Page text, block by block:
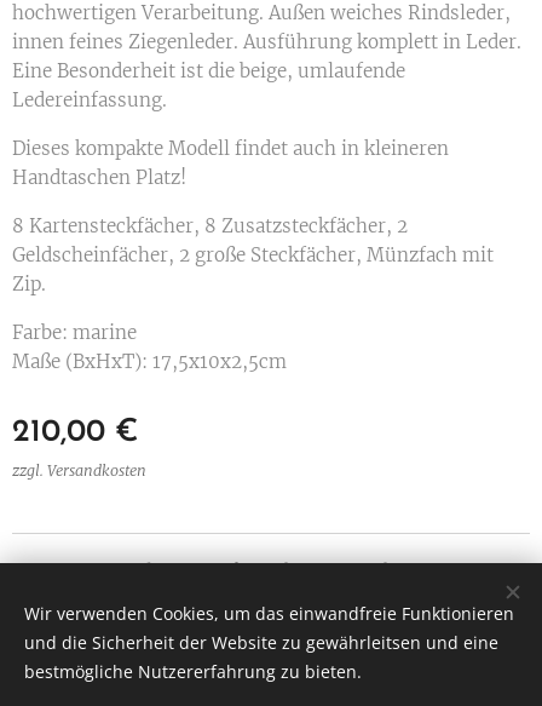
hochwertigen Verarbeitung. Außen weiches Rindsleder,
innen feines Ziegenleder. Ausführung komplett in Leder.
Eine Besonderheit ist die beige, umlaufende
Ledereinfassung.
Dieses kompakte Modell findet auch in kleineren
Handtaschen Platz!
8 Kartensteckfächer, 8 Zusatzsteckfächer, 2
Geldscheinfächer, 2 große Steckfächer, Münzfach mit
Zip.
Farbe: marine
Maße (BxHxT): 17,5x10x2,5cm
210,00 €
zzgl. Versandkosten
Ledermanufaktur Christian Bachner
Alle Rechte vorbehalten 2025
Amselgasse 5, 3034 Maria Anzbach
Cookies
Wir verwenden Cookies, um das einwandfreie Funktionieren
und die Sicherheit der Website zu gewährleitsen und eine
bestmögliche Nutzererfahrung zu bieten.